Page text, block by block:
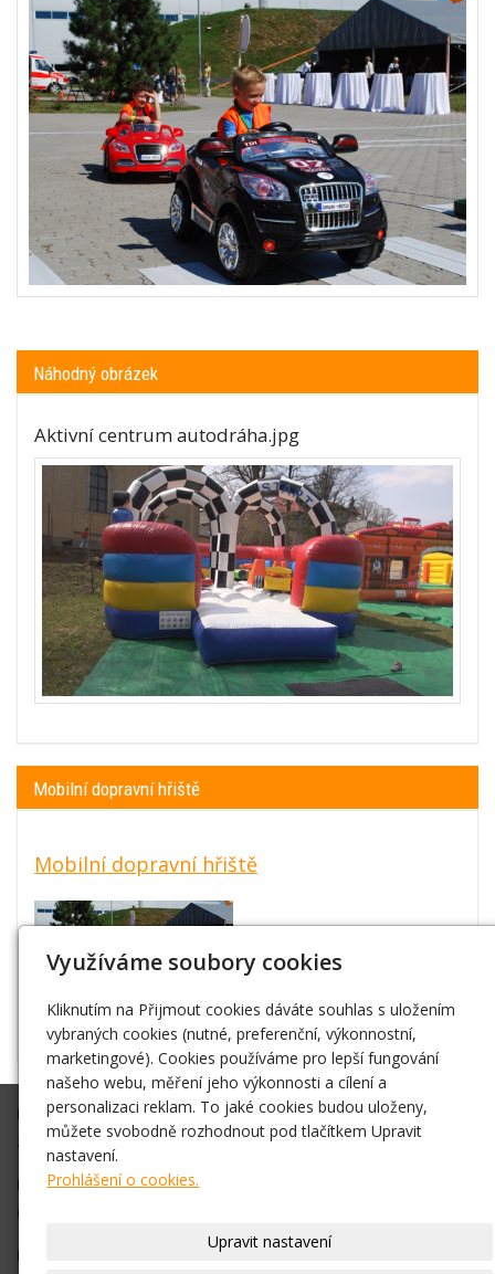
Náhodný obrázek
Aktivní centrum autodráha.jpg
Mobilní dopravní hřiště
Mobilní dopravní hřiště
Připravíme Vám akci na klíč, nebo Vám ve spolupráci s Vámi
zajistíme vše co budete potřebovat.
Díky zkušenostem máme dobré kontakty na různá vystoupení,
umělce atd. Vždy se snažíme vše zajistit v nejlepší cenové relaci.
Pro bližší informace, objednání nás neváhejte kontaktovat na
Využíváme soubory cookies
Kliknutím na Přijmout cookies dáváte souhlas s uložením
vybraných cookies (nutné, preferenční, výkonnostní,
marketingové). Cookies používáme pro lepší fungování
našeho webu, měření jeho výkonnosti a cílení a
personalizaci reklam. To jaké cookies budou uloženy,
můžete svobodně rozhodnout pod tlačítkem Upravit
nastavení.
Prohlášení o cookies.
Upravit nastavení